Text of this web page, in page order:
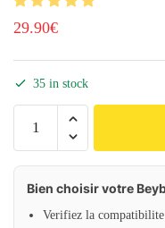
29.90€
35 in stock
Bien choisir votre
Verifiez la compatibilite